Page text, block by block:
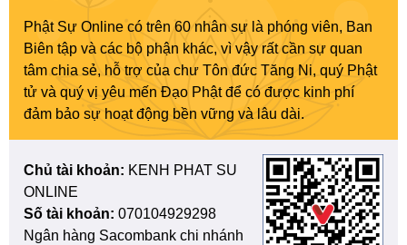
Phật Sự Online có trên 60 nhân sự là phóng viên, Ban
Biên tập và các bộ phận khác, vì vậy rất cần sự quan
tâm chia sẻ, hỗ trợ của chư Tôn đức Tăng Ni, quý Phật
tử và quý vị yêu mến Đạo Phật để có được kinh phí
đảm bảo sự hoạt động bền vững và lâu dài.
Chủ tài khoản: KENH PHAT SU
ONLINE
Số tài khoản: 070104929298
Ngân hàng Sacombank chi nhánh